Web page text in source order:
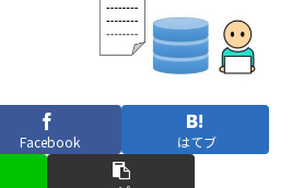
Facebook はてブ